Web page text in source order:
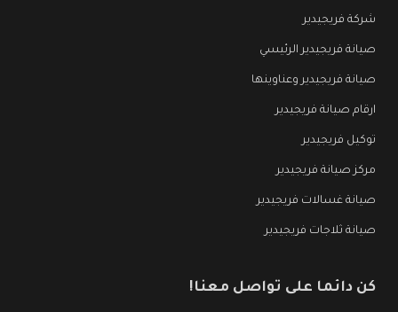
شركة فريجيدير
صيانة فريجيدير الرئيسي
صيانة فريجيدير وعناوينها
ارقام صيانة فريجيدير
توكيل فريجيدير
مركز صيانة فريجيدير
صيانة غسالات فريجيدير
صيانة ثلاجات فريجيدير
كن دائما على تواصل معنا!